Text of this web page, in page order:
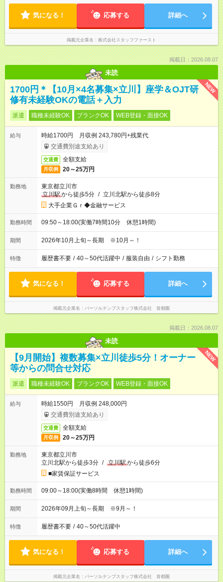
気になる！ 応募する 詳細へ
掲載元企業名 株式会社スタッフファースト
掲載日：2026.08.07
未読
NEW
1700円＊【10月×4名募集×立川】座学＆OJT研
修有未経験OKの電話＋入力
派遣 職種未経験OK ブランクOK WEB登録・面接OK
給与
時給1700円 月収例 243,780円+残業代
交通費別途支給あり
交通費 全額支給
月収例 20～25万円
勤務地
東京都立川市
立川駅から徒歩5分 / 立川北駅から徒歩8分
大手企業Ｇｒ◆金融サービス
勤務時間 09:50～18:00(実働7時間10分 休憩1時間)
期間 2026年10月上旬～長期 ※10月～！
特徴 履歴書不要 / 40～50代活躍中 / 服装自由 / シフト勤務
気になる！ 応募する 詳細へ
掲載元企業名 パーソルテンプスタッフ株式会社 首都圏
掲載日：2026.08.07
未読
NEW
【9月開始】複数募集×立川徒歩5分！オーナー
等からの問合せ対応
派遣 職種未経験OK ブランクOK WEB登録・面接OK
給与
時給1550円 月収例 248,000円
交通費別途支給あり
交通費 全額支給
月収例 20～25万円
勤務地
東京都立川市
立川北駅から徒歩3分 / 立川駅から徒歩6分
■家賃保証サービス
勤務時間 09:00～18:00(実働8時間 休憩1時間)
期間 2026年09月上旬～長期 ※9月～！
特徴 履歴書不要 / 40～50代活躍中
気になる！ 応募する 詳細へ
掲載元企業名 パーソルテンプスタッフ株式会社 首都圏